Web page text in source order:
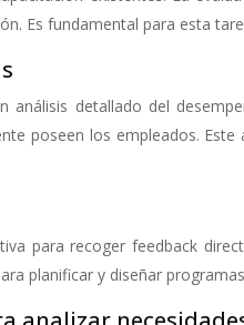
Es fundamental para esta
detallado del
poseen los empleados.
para recoger feedback
planificar y diseñar